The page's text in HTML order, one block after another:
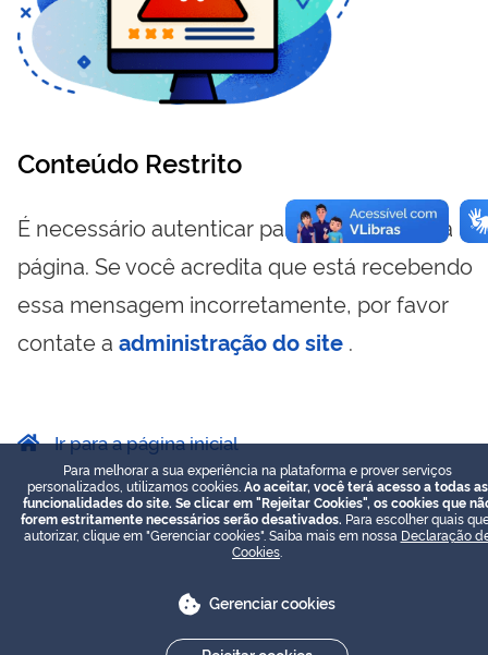
Conteúdo Restrito
É necessário autenticar para visualizar essa
página. Se você acredita que está recebendo
essa mensagem incorretamente, por favor
contate a administração do site .
Ir para a página inicial
Para melhorar a sua experiência na plataforma e prover serviços
personalizados, utilizamos cookies. Ao aceitar, você terá acesso a todas as
funcionalidades do site. Se clicar em "Rejeitar Cookies", os cookies que
forem estritamente necessários serão desativados. Para escolher quais
autorizar, clique em "Gerenciar cookies". Saiba mais em nossa Declaração
Cookies
Gerenciar cookies